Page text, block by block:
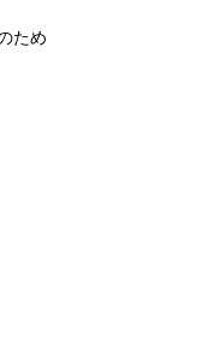
ため